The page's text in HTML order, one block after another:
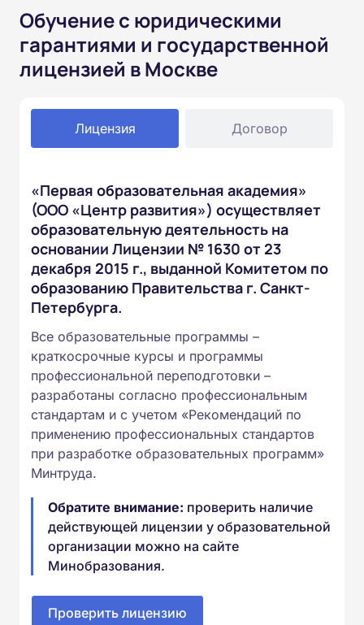
Обучение с юридическими
гарантиями и государственной
лицензией в Москве
Лицензия Договор
«Первая образовательная академия»
(ООО «Центр развития») осуществляет
образовательную деятельность на
основании Лицензии № 1630 от 23
декабря 2015 г., выданной Комитетом по
образованию Правительства г. Санкт-
Петербурга.
Все образовательные программы –
краткосрочные курсы и программы
профессиональной переподготовки –
разработаны согласно профессиональным
стандартам и с учетом «Рекомендаций по
применению профессиональных стандартов
при разработке образовательных программ»
Минтруда.
Обратите внимание: проверить наличие
действующей лицензии у образовательной
организации можно на сайте
Минобразования.
Проверить лицензию